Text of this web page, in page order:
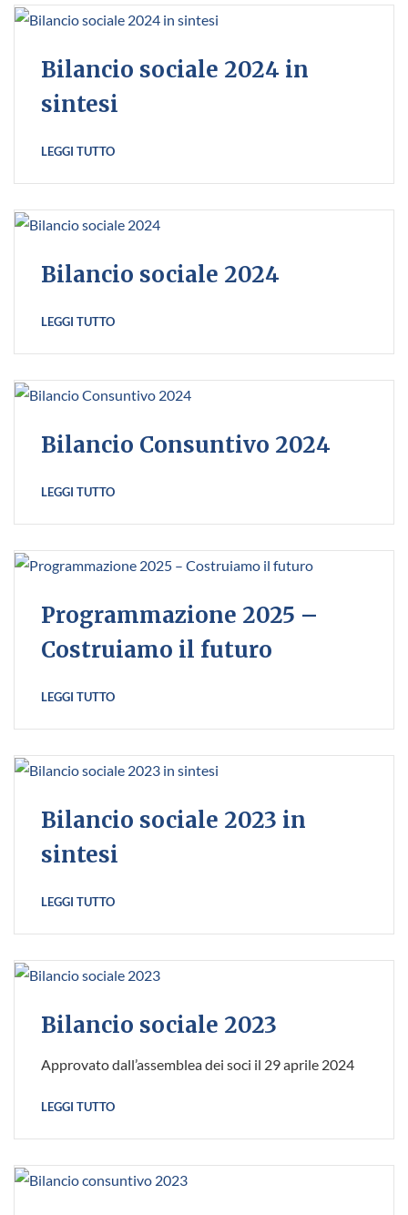
Bilancio sociale 2024 in
sintesi
LEGGI TUTTO
Bilancio sociale 2024
LEGGI TUTTO
Bilancio Consuntivo 2024
LEGGI TUTTO
Programmazione 2025 –
Costruiamo il futuro
LEGGI TUTTO
Bilancio sociale 2023 in
sintesi
LEGGI TUTTO
Bilancio sociale 2023
Approvato dall’assemblea dei soci il 29 aprile 2024
LEGGI TUTTO